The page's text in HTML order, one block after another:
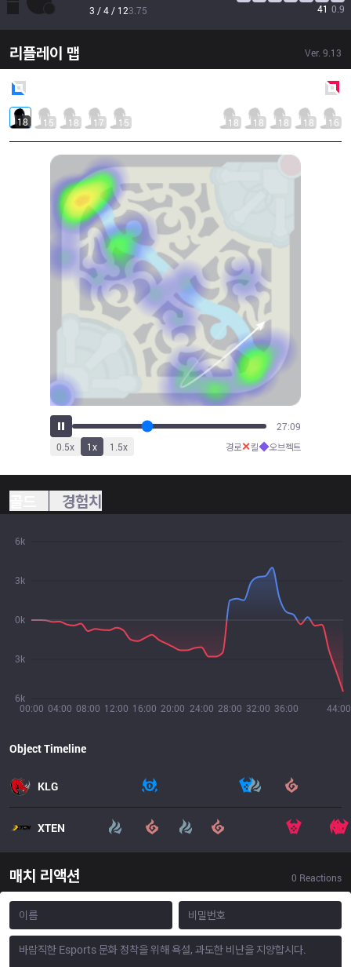
3 / 4 / 123.75 41 0.9
리플레이 맵 Ver. 9.13
18 15 18 17 15 18 18 18 18 16
30:04
0.5x 1x 1.5x 경로✕킬◆오브젝트
경험치
00:00 04:00 08:00 12:00 16:00 20:00 24:00 28:00 32:00 36:00 44:00
6k
3k
0k
3k
6k
Object Timeline
KLG
XTEN
매치 리액션 0 Reactions